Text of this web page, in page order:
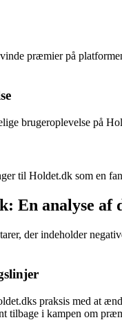
præmier på
brugeroplevelse på
til Holdet.dk som en
En analyse af
der indeholder
praksis med at
tilbage i kampen om